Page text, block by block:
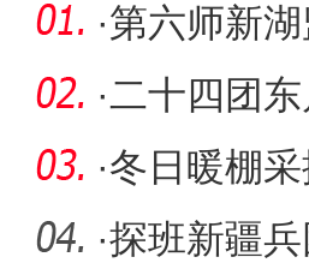
·第六师新
题活动
·二十四团
·冬日暖棚
·探班新疆